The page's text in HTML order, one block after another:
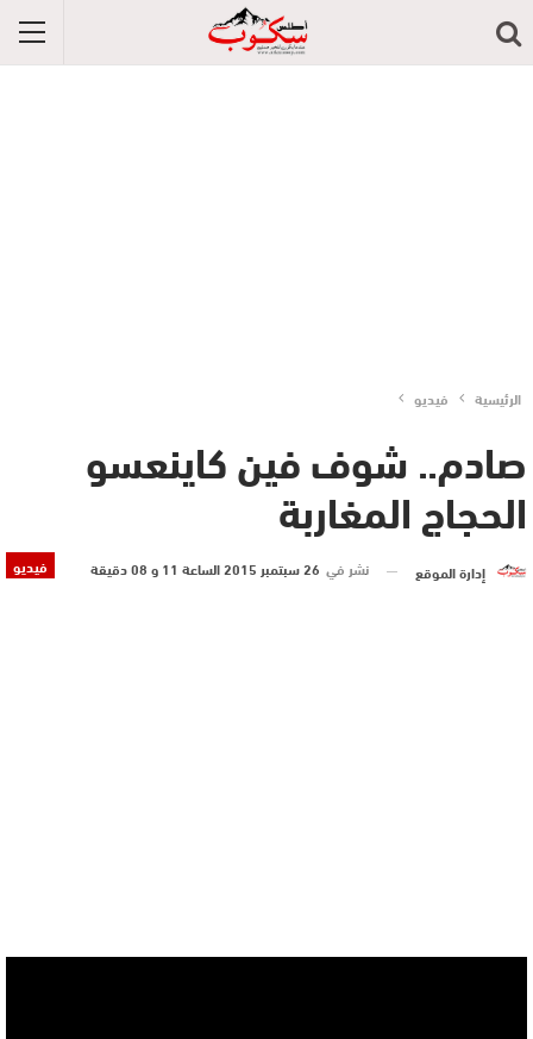
الرئيسية فيديو
صادم.. شوف فين كاينعسو
الحجاج المغاربة
فيديو إدارة الموقع نشر في 26 سبتمبر 2015 الساعة 11 و 08 دقيقة